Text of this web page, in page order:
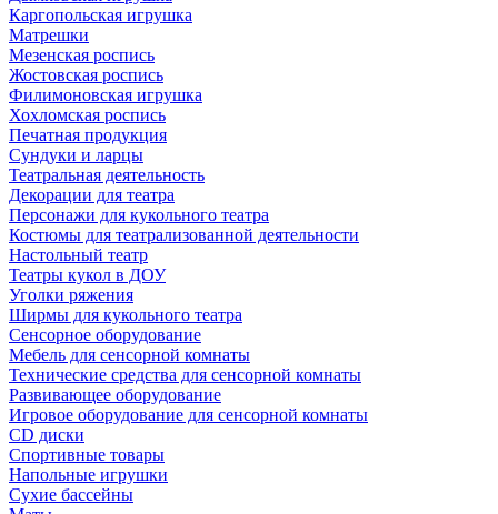
Каргопольская игрушка
Матрешки
Мезенская роспись
Жостовская роспись
Филимоновская игрушка
Хохломская роспись
Печатная продукция
Сундуки и ларцы
Театральная деятельность
Декорации для театра
Персонажи для кукольного театра
Костюмы для театрализованной деятельности
Настольный театр
Театры кукол в ДОУ
Уголки ряжения
Ширмы для кукольного театра
Сенсорное оборудование
Мебель для сенсорной комнаты
Технические средства для сенсорной комнаты
Развивающее оборудование
Игровое оборудование для сенсорной комнаты
CD диски
Спортивные товары
Напольные игрушки
Сухие бассейны